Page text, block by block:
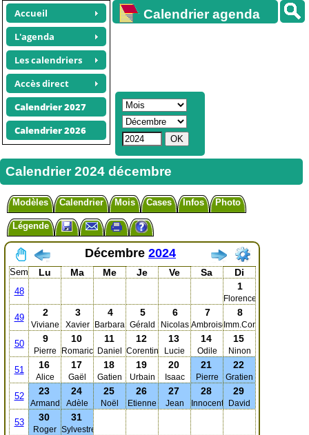
Accueil
L'agenda
Les calendriers
Accès direct
Calendrier 2027
Calendrier 2026
Calendrier agenda
Calendrier 2024 décembre
Modèles Calendrier Mois Cases Infos Photo
Légende
Décembre 2024
Sem Lu Ma Me Je Ve Sa Di
48 1
Florence
49 2
Viviane
3
Xavier
4
Barbara
5
Gérald
6
Nicolas
7
Ambroise
8
Imm.Conc.
50 9
Pierre
10
Romaric
11
Daniel
12
Corentin
13
Lucie
14
Odile
15
Ninon
51 16
Alice
17
Gaël
18
Gatien
19
Urbain
20
Isaac
21
Pierre
22
Gratien
52 23
Armand
24
Adèle
25
Noël
26
Etienne
27
Jean
28
Innocents
29
David
53 30
Roger
31
Sylvestre